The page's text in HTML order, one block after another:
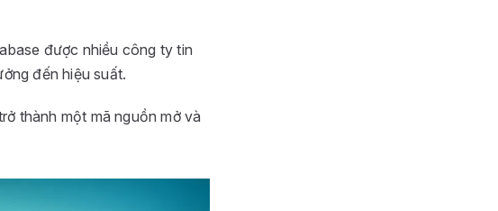
được nhiều công ty tin
đến hiệu suất.
thành một mã nguồn mở và